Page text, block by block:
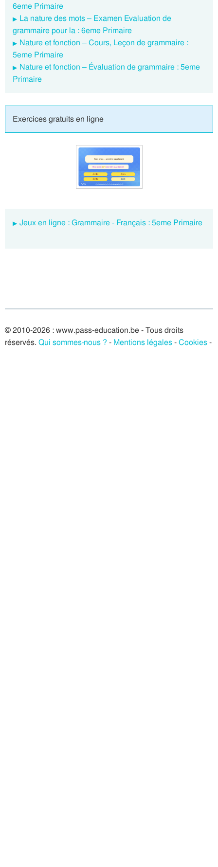
6eme Primaire
La nature des mots – Examen Evaluation de
grammaire pour la : 6eme Primaire
Nature et fonction – Cours, Leçon de grammaire :
5eme Primaire
Nature et fonction – Évaluation de grammaire : 5eme
Primaire
Exercices gratuits en ligne
Jeux en ligne : Grammaire - Français : 5eme Primaire
© 2010-2026 : www.pass-education.be - Tous droits
réservés. Qui sommes-nous ? - Mentions légales-Cookies-